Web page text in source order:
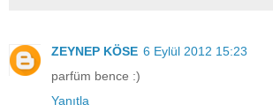
ZEYNEP KÖSE 6 Eylül 2012 15:23
parfüm bence :)
Yanıtla